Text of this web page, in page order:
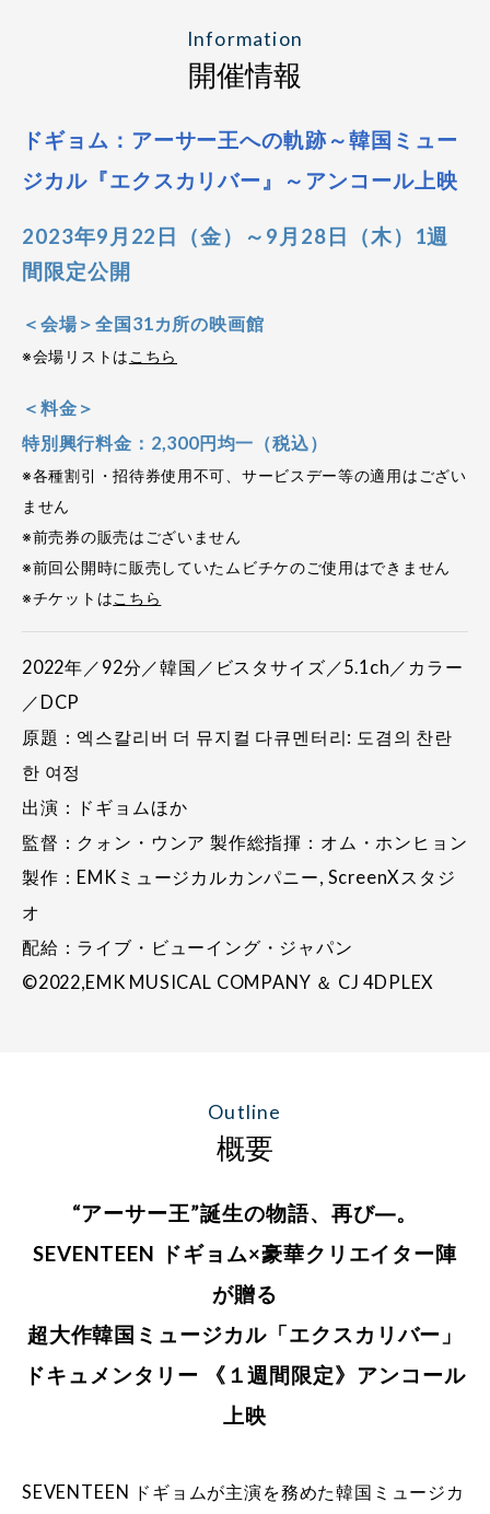
Information
開催情報
ドギョム：アーサー王への軌跡～韓国ミュー
ジカル『エクスカリバー』～アンコール上映
2023年9月22日（金）～9月28日（木）1週
間限定公開
＜会場＞全国31カ所の映画館
※会場リストはこちら
＜料金＞
特別興行料金：2,300円均一（税込）
※各種割引・招待券使用不可、サービスデー等の適用はござい
ません
※前売券の販売はございません
※前回公開時に販売していたムビチケのご使用はできません
※チケットはこちら
2022年／92分／韓国／ビスタサイズ／5.1ch／カラー
／DCP
原題：엑스칼리버 더 뮤지컬 다큐멘터리: 도겸의 찬란
한 여정
出演：ドギョムほか
監督：クォン・ウンア 製作総指揮：オム・ホンヒョン
製作：EMKミュージカルカンパニー, ScreenXスタジ
オ
配給：ライブ・ビューイング・ジャパン
©2022,EMK MUSICAL COMPANY ＆ CJ 4DPLEX
Outline
概要
“アーサー王”誕生の物語、再び―。
SEVENTEEN ドギョム×豪華クリエイター陣
が贈る
超大作韓国ミュージカル「エクスカリバー」
ドキュメンタリー 《１週間限定》アンコール
上映
SEVENTEEN ドギョムが主演を務めた韓国ミュージカ